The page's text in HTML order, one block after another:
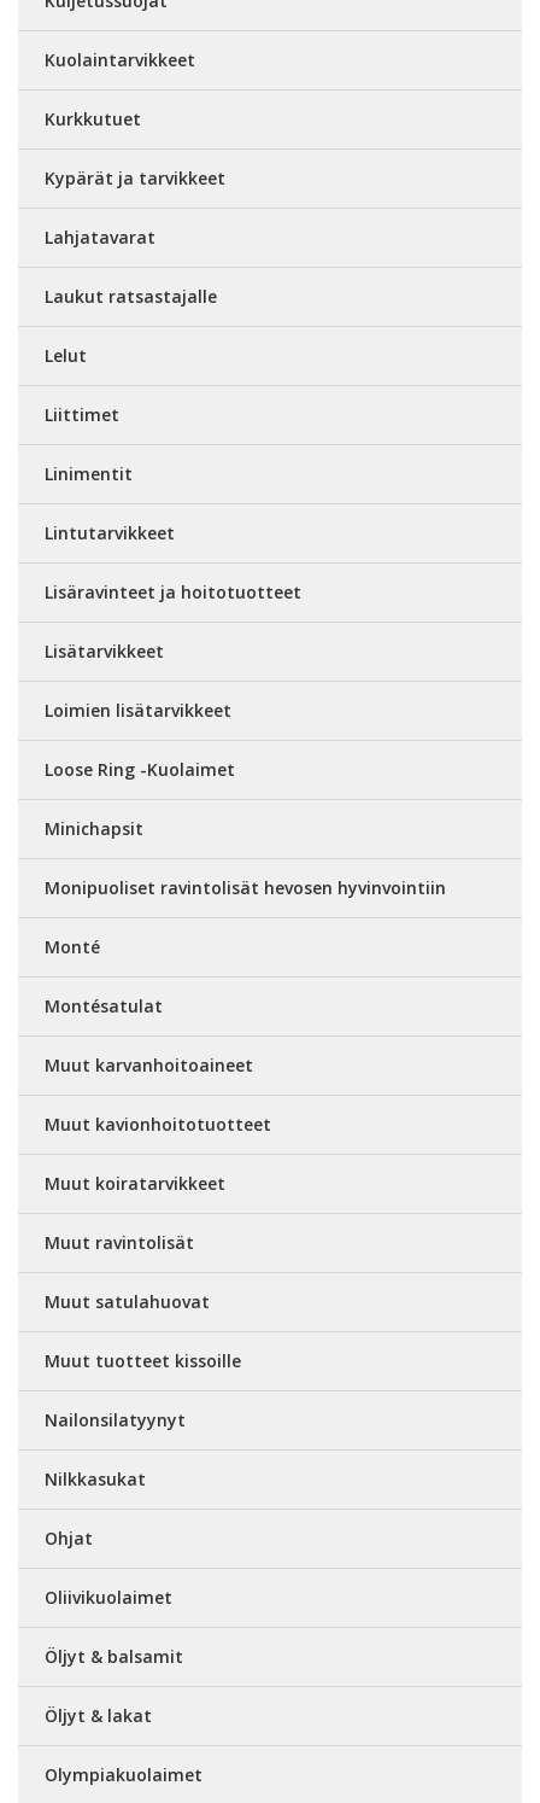
Kuolaintarvikkeet
Kurkkutuet
Kypärät ja tarvikkeet
Lahjatavarat
Laukut ratsastajalle
Lelut
Liittimet
Linimentit
Lintutarvikkeet
Lisäravinteet ja hoitotuotteet
Lisätarvikkeet
Loimien lisätarvikkeet
Loose Ring -Kuolaimet
Minichapsit
Monipuoliset ravintolisät hevosen hyvinvointiin
Monté
Montésatulat
Muut karvanhoitoaineet
Muut kavionhoitotuotteet
Muut koiratarvikkeet
Muut ravintolisät
Muut satulahuovat
Muut tuotteet kissoille
Nailonsilatyynyt
Nilkkasukat
Ohjat
Oliivikuolaimet
Öljyt & balsamit
Öljyt & lakat
Olympiakuolaimet